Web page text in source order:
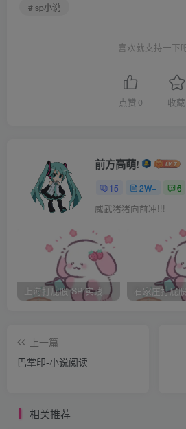
我以为我可以一直这样，我从没有
得自己配拥有未来。
去的时候我步履轻盈，高兴的想跳
我们是初三学生走的最晚。一般没
一进门，她就冲我微笑，特别自然
蒙的照做，然后走到她跟前问你找我
# sp小说
喜欢就支持一下
点赞 0 收藏
前方高萌!
15 2W+ 6
威武猪猪向前冲!!!
上海打屁股 SP 实践
上一篇
巴掌印-小说阅读
相关推荐